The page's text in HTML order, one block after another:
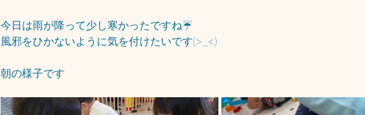
今日は雨が降って少し寒かったですね☔
風邪をひかないように気を付けたいです(>_<)
朝の様子です